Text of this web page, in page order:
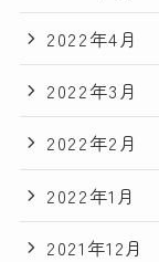
2022年4月
2022年3月
2022年2月
2022年1月
2021年12月